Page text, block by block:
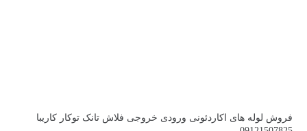
فروش لوله های اکاردئونی ورودی خروجی فلاش تانک توکار کاریبا